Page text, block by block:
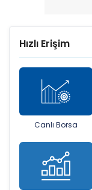
Hızlı Erişim
Canlı Borsa